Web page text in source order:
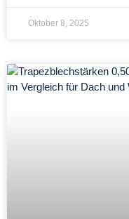
Oktober 8, 2025